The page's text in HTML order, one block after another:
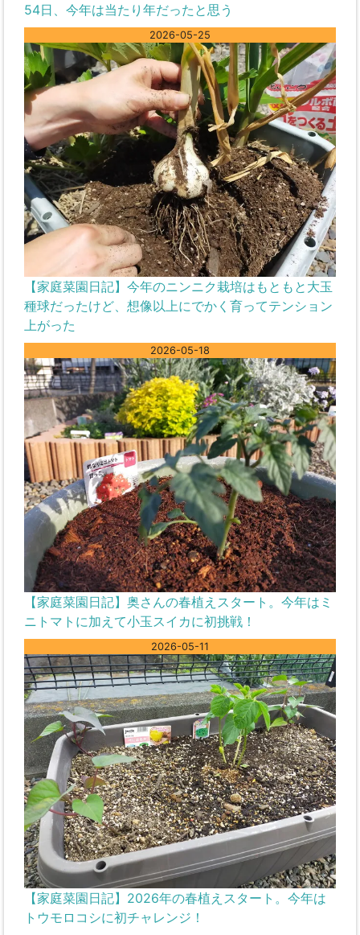
54日、今年は当たり年だったと思う
2026-05-25
【家庭菜園日記】今年のニンニク栽培はもともと大玉
種球だったけど、想像以上にでかく育ってテンション
上がった
2026-05-18
【家庭菜園日記】奥さんの春植えスタート。今年はミ
ニトマトに加えて小玉スイカに初挑戦！
2026-05-11
【家庭菜園日記】2026年の春植えスタート。今年は
トウモロコシに初チャレンジ！